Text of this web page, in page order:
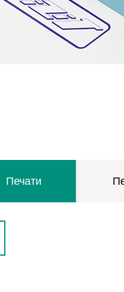
Печати